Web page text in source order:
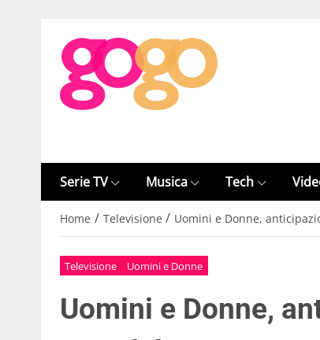
Serie TV Musica Tech
Home / Televisione / Uomini e Donne,
Televisione Uomini e Donne
Uomini e Donne,